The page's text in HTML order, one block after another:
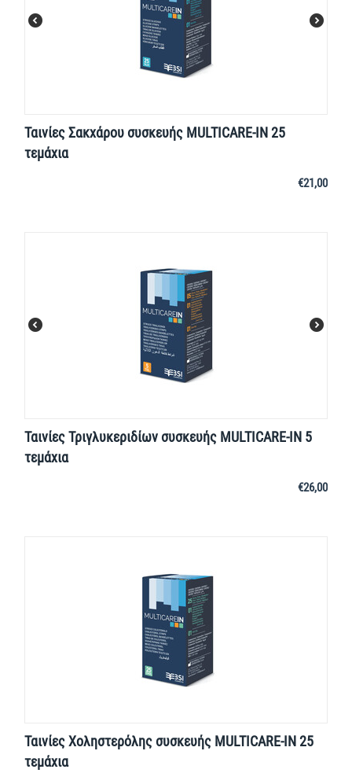
Ταινίες Σακχάρου συσκευής MULTICARE-IN 25
τεμάχια
€21,00
Ταινίες Τριγλυκεριδίων συσκευής MULTICARE-IN 5
τεμάχια
€26,00
Ταινίες Χοληστερόλης συσκευής MULTICARE-IN 25
τεμάχια